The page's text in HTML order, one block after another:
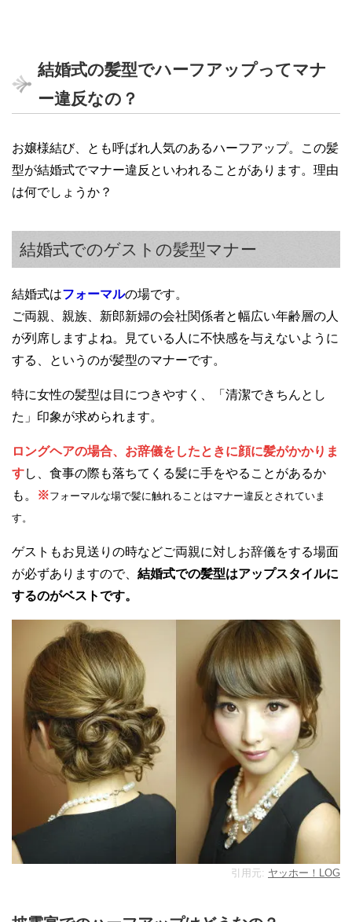
結婚式の髪型でハーフアップってマナ
ー違反なの？
お嬢様結び、とも呼ばれ人気のあるハーフアップ。この髪
型が結婚式でマナー違反といわれることがあります。理由
は何でしょうか？
結婚式でのゲストの髪型マナー
結婚式はフォーマルの場です。
ご両親、親族、新郎新婦の会社関係者と幅広い年齢層の人
が列席しますよね。見ている人に不快感を与えないように
する、というのが髪型のマナーです。
特に女性の髪型は目につきやすく、「清潔できちんとし
た」印象が求められます。
ロングヘアの場合、お辞儀をしたときに顔に髪がかかりま
すし、食事の際も落ちてくる髪に手をやることがあるか
も。
※フォーマルな場で髪に触れることはマナー違反とされていま
す。
ゲストもお見送りの時などご両親に対しお辞儀をする場面
が必ずありますので、 結婚式での髪型はアップスタイルに
するのがベストです。
引用元: ヤッホー！LOG